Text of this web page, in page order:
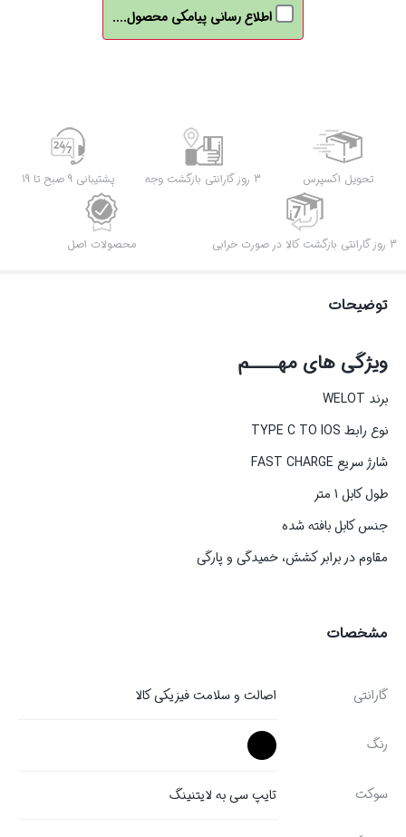
مدل
W-
DC11ic
متراژ
عدد
اطلاع رسانی پیامکی محصول....
تحویل اکسپرس 3 روز گارانتی بازگشت وجه پشتیبانی 9 صبح تا 19
3 روز گارانتی بازگشت کالا در صورت خرابی محصولات اصل
توضیحات
ویژگی های مهــــم
برند WELOT
نوع رابط TYPE C TO IOS
شارژ سریع FAST CHARGE
طول کابل 1 متر
جنس کابل بافته شده
مقاوم در برابر کشش، خمیدگی و پارگی
مشخصات
گارانتی اصالت و سلامت فیزیکی کالا
رنگ
سوکت تایپ سی به لایتنینگ